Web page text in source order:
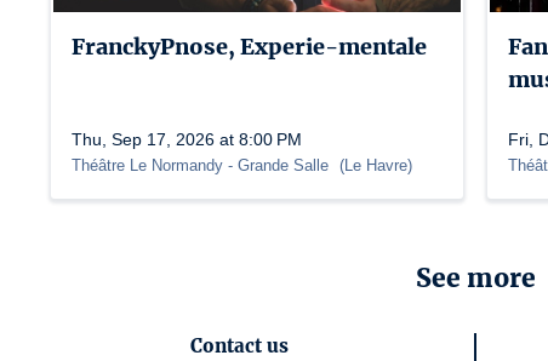
FranckyPnose, Experie-mentale
Thu, Sep 17, 2026 at 8:00 PM
Théâtre Le Normandy - Grande Salle (Le Havre)
Fri,
See more
Contact us